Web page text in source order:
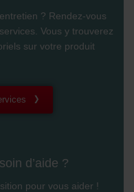
? Rendez-vous
Vous y trouverez
sur votre produit
d’aide ?
pour vous aider !